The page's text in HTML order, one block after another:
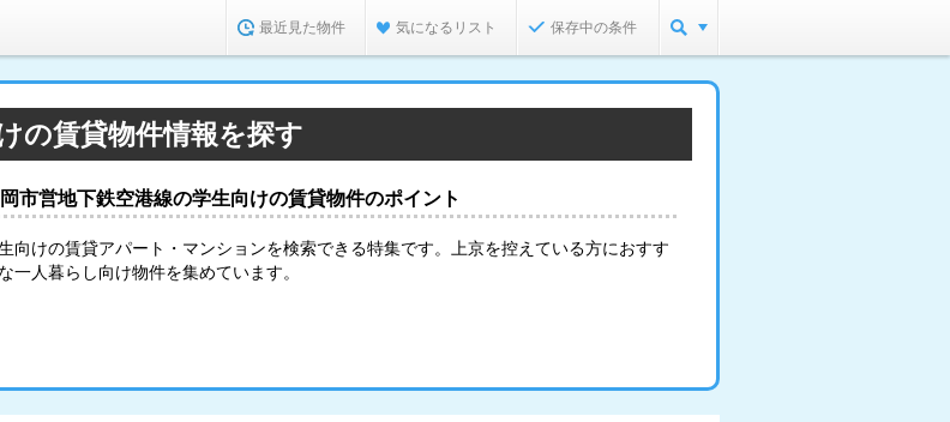
最近見た物件 気になるリスト 保存中の条件
の賃貸物件情報を探す
市営地下鉄空港線の学生向けの賃貸物件のポイント
向けの賃貸アパート・マンションを検索できる特集です。上京を控えている方におすす
一人暮らし向け物件を集めています。